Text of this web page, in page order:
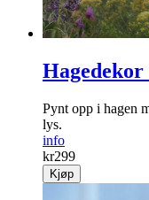
Pynt opp i hagen
lys.
info
kr299
Kjøp